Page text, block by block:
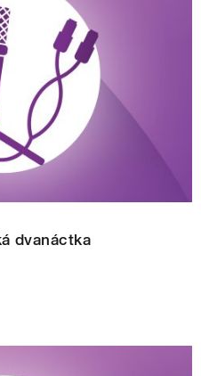
dvanáctka